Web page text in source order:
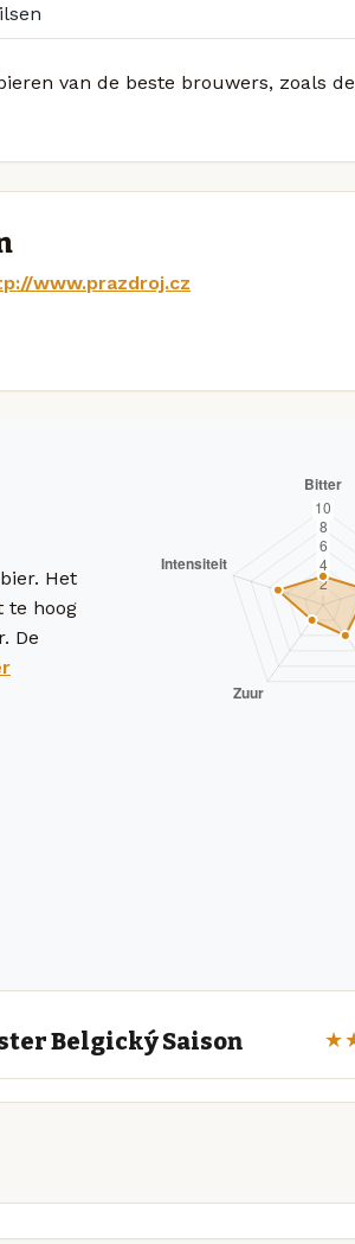
van de beste brouwers, zoals
www.prazdroj.cz
Het
te hoog
De
Belgický Saison